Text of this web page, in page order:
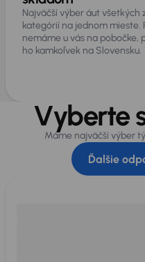
Najväčší výber áut všetkých
kategórií na jednom mieste.
nemáme u vás na pobočke,
ho kamkoľvek na Slovensku.
Vyberte
Máme najväčší výber
Ďalšie